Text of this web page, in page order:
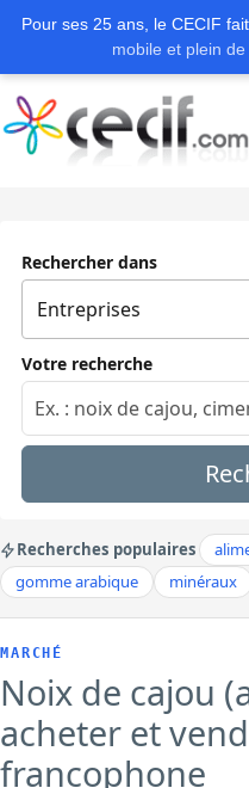
Pour ses 25 ans, le CECIF
mobile et plein
Rechercher dans
Votre recherche
Recherches populaires
gomme arabique
minéraux
MARCHÉ
Noix de cajou
acheter et
francophone